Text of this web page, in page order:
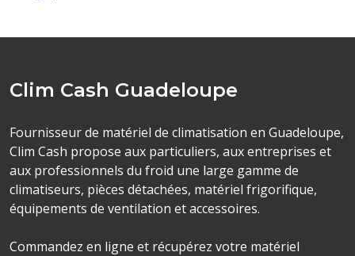
Clim Cash Guadeloupe
Fournisseur de matériel de climatisation en Guadeloupe,
Clim Cash propose aux particuliers, aux entreprises et
aux professionnels du froid une large gamme de
climatiseurs, pièces détachées, matériel frigorifique,
équipements de ventilation et accessoires.
Commandez en ligne et récupérez votre matériel